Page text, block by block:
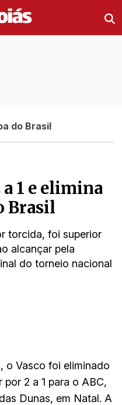
do Brasil
1 e elimina
Brasil
torcida, foi superior
alcançar pela
do torneio nacional
o Vasco foi eliminado
2 a 1 para o ABC,
Dunas, em Natal. A